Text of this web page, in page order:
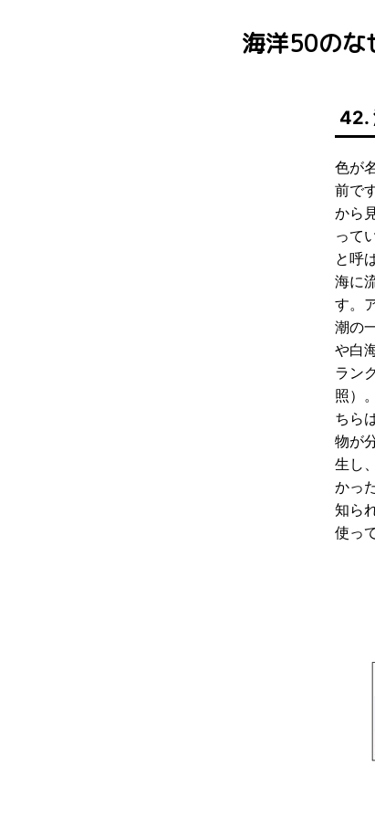
海洋50のな
42.
色が
前で
から
って
と呼
海に
す。
潮の
や白
ラン
照）
ちら
物が
生し
かっ
知ら
使っ